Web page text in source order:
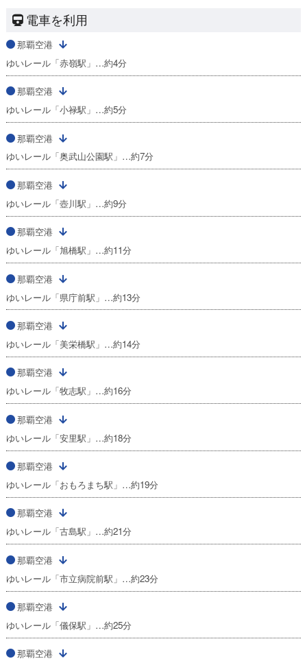
電車を利用
那覇空港
ゆいレール「赤嶺駅」…約4分
那覇空港
ゆいレール「小禄駅」…約5分
那覇空港
ゆいレール「奥武山公園駅」…約7分
那覇空港
ゆいレール「壺川駅」…約9分
那覇空港
ゆいレール「旭橋駅」…約11分
那覇空港
ゆいレール「県庁前駅」…約13分
那覇空港
ゆいレール「美栄橋駅」…約14分
那覇空港
ゆいレール「牧志駅」…約16分
那覇空港
ゆいレール「安里駅」…約18分
那覇空港
ゆいレール「おもろまち駅」…約19分
那覇空港
ゆいレール「古島駅」…約21分
那覇空港
ゆいレール「市立病院前駅」…約23分
那覇空港
ゆいレール「儀保駅」…約25分
那覇空港